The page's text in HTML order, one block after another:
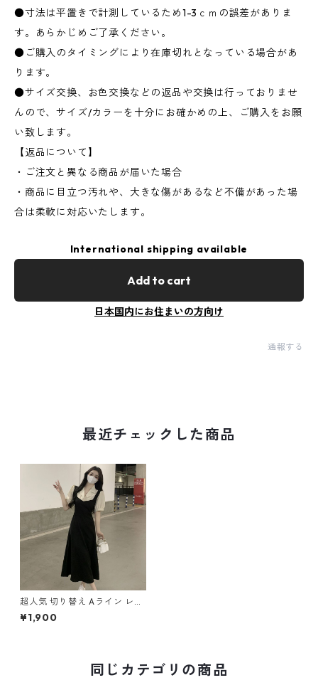
●寸法は平置きで計測しているため1-3ｃｍの誤差がありま
す。あらかじめご了承ください。
●ご購入のタイミングにより在庫切れとなっている場合があ
ります。
●サイズ交換、お色交換などの返品や交換は行っておりませ
んので、サイズ/カラーを十分にお確かめの上、ご購入をお願
い致します。
【返品について】
・ご注文と異なる商品が届いた場合
・商品に目立つ汚れや、大きな傷があるなど不備があった場
合は柔軟に対応いたします。
International shipping available
Add to cart
日本国内にお住まいの方向け
通報する
最近チェックした商品
超人気 切り替え Aライン レイ
ヤード風 ワンピース m-378
¥1,900
同じカテゴリの商品